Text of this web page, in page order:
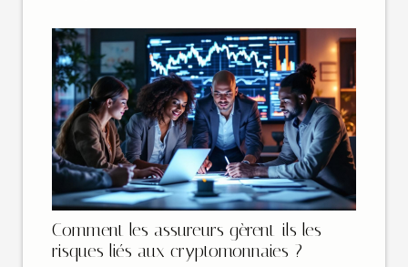
Comment les assureurs gèrent-ils les
risques liés aux cryptomonnaies ?